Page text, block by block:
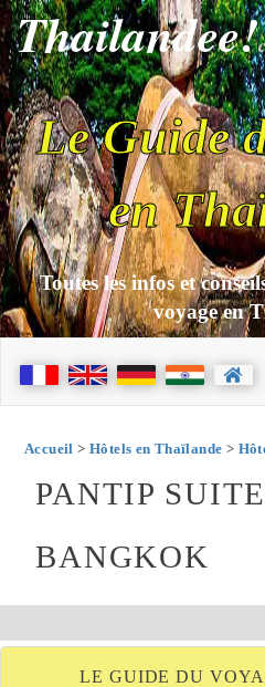
Thailandee!
Le Guide
en
Toutes les infos et
voyage en
Accueil > Hôtels en Thaïlande >
PANTIP
BANGKOK
LE GUIDE DU